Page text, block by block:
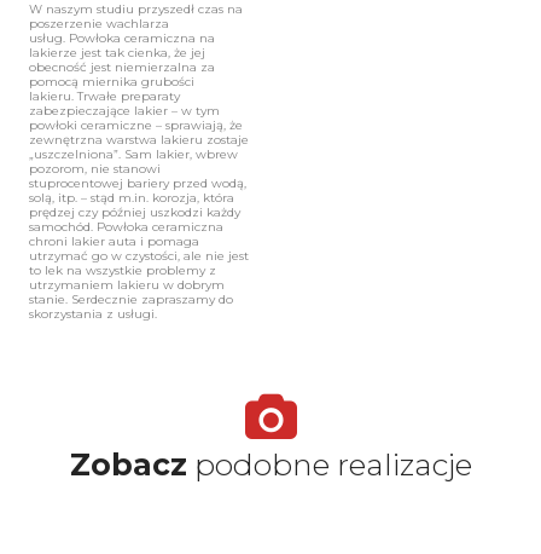
W naszym studiu przyszedł czas na
poszerzenie wachlarza
usług. Powłoka ceramiczna na
lakierze jest tak cienka, że jej
obecność jest niemierzalna za
pomocą miernika grubości
lakieru. Trwałe preparaty
zabezpieczające lakier – w tym
powłoki ceramiczne – sprawiają, że
zewnętrzna warstwa lakieru zostaje
„uszczelniona”. Sam lakier, wbrew
pozorom, nie stanowi
stuprocentowej bariery przed wodą,
solą, itp. – stąd m.in. korozja, która
prędzej czy później uszkodzi każdy
samochód. Powłoka ceramiczna
chroni lakier auta i pomaga
utrzymać go w czystości, ale nie jest
to lek na wszystkie problemy z
utrzymaniem lakieru w dobrym
stanie. Serdecznie zapraszamy do
skorzystania z usługi.
Zobacz podobne realizacje